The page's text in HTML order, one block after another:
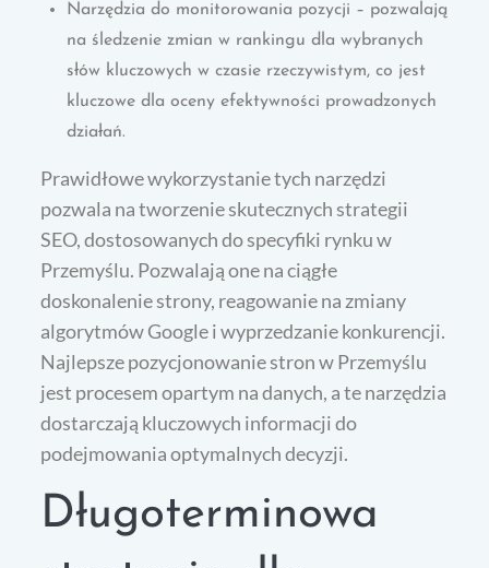
Narzędzia do monitorowania pozycji – pozwalają
na śledzenie zmian w rankingu dla wybranych
słów kluczowych w czasie rzeczywistym, co jest
kluczowe dla oceny efektywności prowadzonych
działań.
Prawidłowe wykorzystanie tych narzędzi
pozwala na tworzenie skutecznych strategii
SEO, dostosowanych do specyfiki rynku w
Przemyślu. Pozwalają one na ciągłe
doskonalenie strony, reagowanie na zmiany
algorytmów Google i wyprzedzanie konkurencji.
Najlepsze pozycjonowanie stron w Przemyślu
jest procesem opartym na danych, a te narzędzia
dostarczają kluczowych informacji do
podejmowania optymalnych decyzji.
Długoterminowa